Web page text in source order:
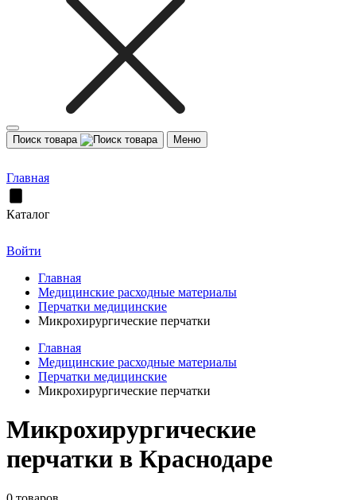
Поиск товара Меню
Главная
Каталог
Войти
Главная
Медицинские расходные материалы
Перчатки медицинские
Микрохирургические перчатки
Главная
Медицинские расходные материалы
Перчатки медицинские
Микрохирургические перчатки
Микрохирургические
перчатки в Краснодаре